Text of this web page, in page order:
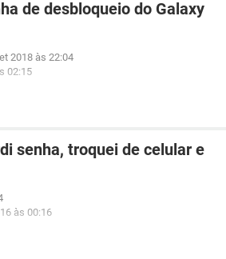
de desbloqueio do Galaxy
2018 às 22:04
02:15
senha, troquei de celular e
às 00:16